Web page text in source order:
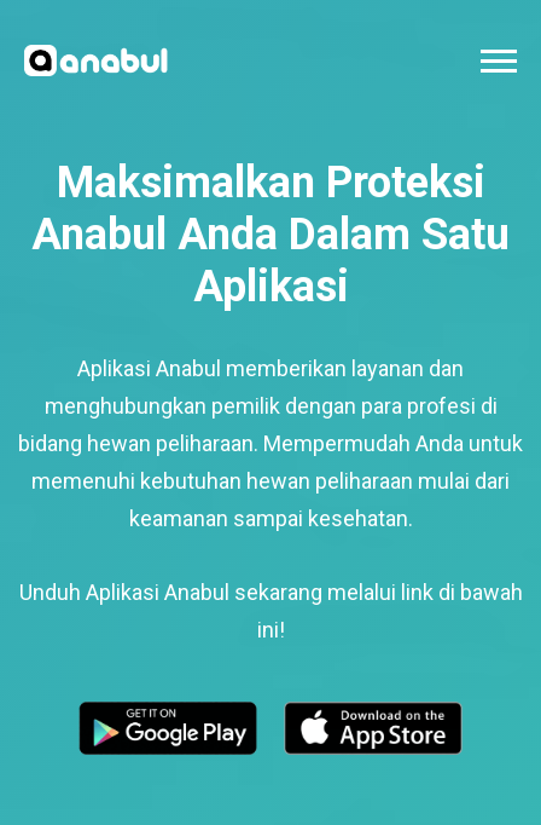
Maksimalkan Proteksi
Anabul Anda Dalam Satu
Aplikasi
Aplikasi Anabul memberikan layanan dan
menghubungkan pemilik dengan para profesi di
bidang hewan peliharaan. Mempermudah Anda untuk
memenuhi kebutuhan hewan peliharaan mulai dari
keamanan sampai kesehatan.
Unduh Aplikasi Anabul sekarang melalui link di bawah
ini!